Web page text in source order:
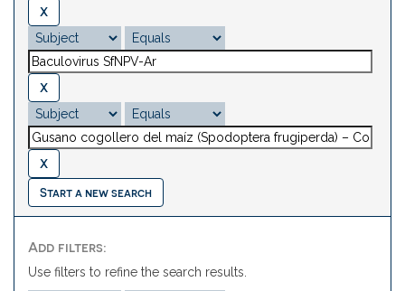
Start a new search
Add filters:
Use filters to refine the search results.